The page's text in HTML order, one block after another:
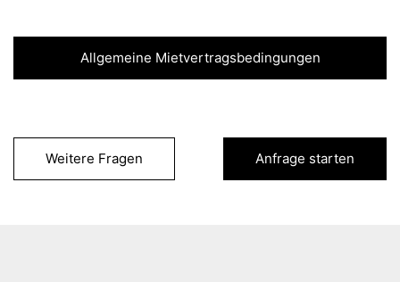
Allgemeine Mietvertragsbedingungen
Weitere Fragen Anfrage starten